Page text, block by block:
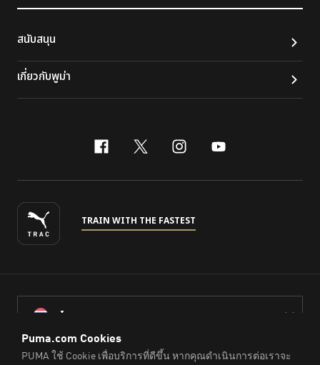
สนับสนุน
เกี่ยวกับพูม่า
facebook
x-twitter
instagram
youtube
TRAIN WITH THE FASTEST
ไทย